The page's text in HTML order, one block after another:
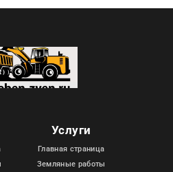
Услуги
Главная страница
Земляные работы